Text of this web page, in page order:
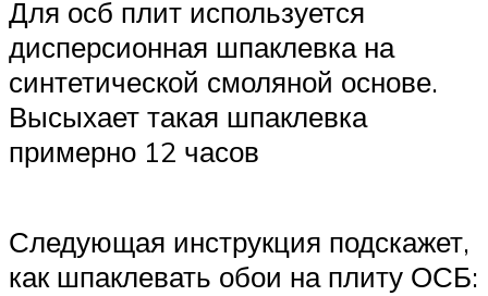
Для осб плит используется
дисперсионная шпаклевка на
синтетической смоляной основе.
Высыхает такая шпаклевка
примерно 12 часов
Следующая инструкция подскажет,
как шпаклевать обои на плиту ОСБ: